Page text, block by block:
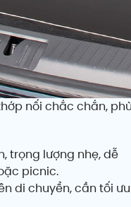
nối chắc chắn,
trọng lượng nhẹ, dễ
picnic.
di chuyển, cần tối ưu